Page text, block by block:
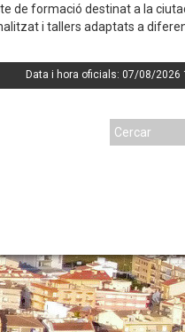
de formació destinat a la
i tallers adaptats a
Data i hora oficials: 07/08/2026